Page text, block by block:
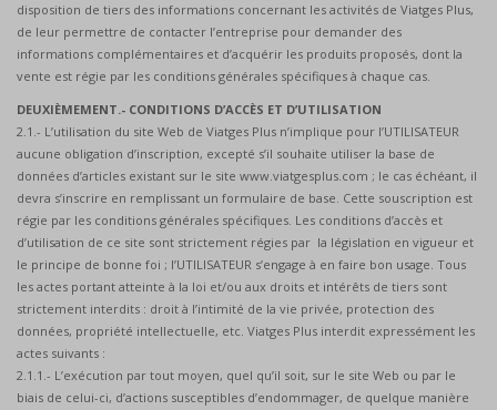
disposition de tiers des informations concernant les activités de Viatges Plus,
de leur permettre de contacter l’entreprise pour demander des
informations complémentaires et d’acquérir les produits proposés, dont la
vente est régie par les conditions générales spécifiques à chaque cas.
DEUXIÈMEMENT.- CONDITIONS D’ACCÈS ET D’UTILISATION
2.1.- L’utilisation du site Web de Viatges Plus n’implique pour l’UTILISATEUR
aucune obligation d’inscription, excepté s’il souhaite utiliser la base de
données d’articles existant sur le site www.viatgesplus.com ; le cas échéant, il
devra s’inscrire en remplissant un formulaire de base. Cette souscription est
régie par les conditions générales spécifiques. Les conditions d’accès et
d’utilisation de ce site sont strictement régies par la législation en vigueur et
le principe de bonne foi ; l’UTILISATEUR s’engage à en faire bon usage. Tous
les actes portant atteinte à la loi et/ou aux droits et intérêts de tiers sont
strictement interdits : droit à l’intimité de la vie privée, protection des
données, propriété intellectuelle, etc. Viatges Plus interdit expressément les
actes suivants :
2.1.1.- L’exécution par tout moyen, quel qu’il soit, sur le site Web ou par le
biais de celui-ci, d’actions susceptibles d’endommager, de quelque manière